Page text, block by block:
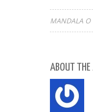
MANDALA O
ABOUT